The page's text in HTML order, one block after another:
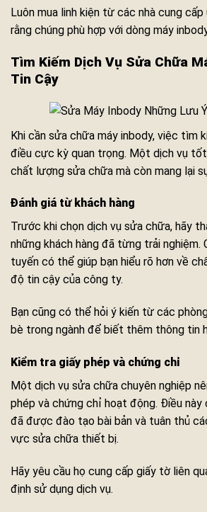
Luôn mua linh kiện từ các nhà cung
rằng chúng phù hợp với dòng máy
Tìm Kiếm Dịch Vụ Sửa Chữa
Tin Cậy
Khi cần sửa chữa máy inbody, việc tìm
điều cực kỳ quan trọng. Một dịch vụ
chất lượng sửa chữa mà còn mang lại
Đánh giá từ khách hàng
Trước khi chọn dịch vụ sửa chữa, hãy
những khách hàng đã từng trải nghiệm.
tuyến có thể giúp bạn hiểu rõ hơn về
độ tin cậy của công ty.
Bạn cũng có thể hỏi ý kiến từ các
bè trong ngành để biết thêm thông tin
Kiểm tra giấy phép và chứng chỉ
Một dịch vụ sửa chữa chuyên nghiệp
phép và chứng chỉ hoạt động. Điều này
đã được đào tạo bài bản và tuân thủ
vực sửa chữa thiết bị.
Hãy yêu cầu họ cung cấp giấy tờ liên
định sử dụng dịch vụ.